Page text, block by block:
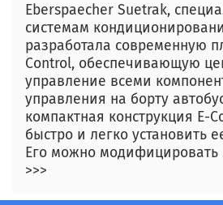
Eberspaecher Suetrak,
системам
разработала современную
Control, обеспечивающую
управление всеми
управления на борту
компактная конструкция E-
быстро и легко установить
Его можно модифицировать ... ЧИТАТЬ
>>>